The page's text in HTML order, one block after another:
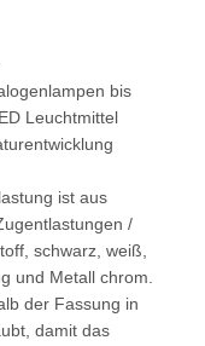
bis
Leuchtmittel
ist aus
/
schwarz, weiß,
und Metall chrom.
der Fassung in
damit das